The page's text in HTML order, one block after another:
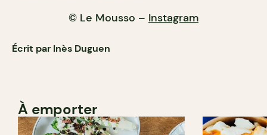
© Le Mousso – Instagram
Écrit par Inès Duguen
À emporter